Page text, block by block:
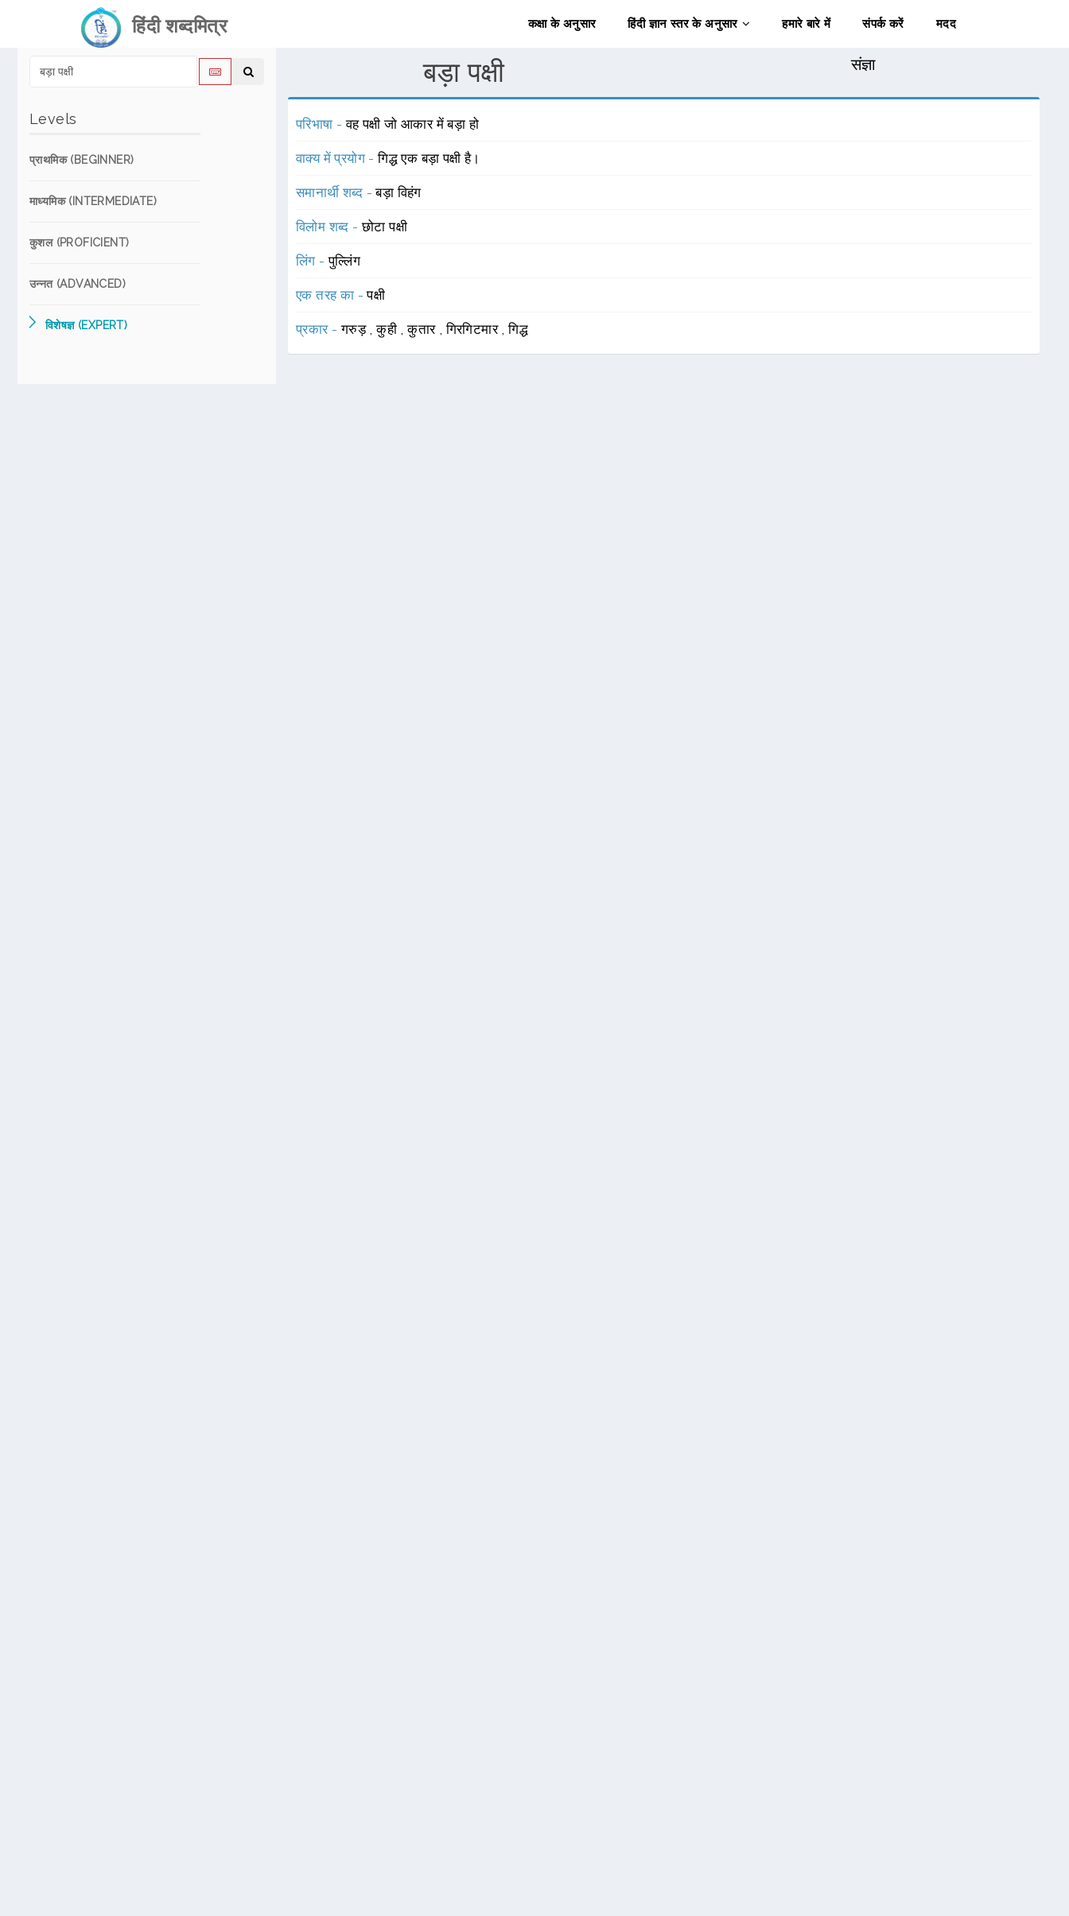
हिंदी शब्दमित्र कक्षा के अनुसार हिंदी ज्ञान स्तर के अनुसार हमारे बारे में संपर्क करें मदद
Levels
प्राथमिक (BEGINNER)
माध्यमिक (INTERMEDIATE)
कुशल (PROFICIENT)
उन्नत (ADVANCED)
विशेषज्ञ (EXPERT)
बड़ा पक्षी संज्ञा
परिभाषा -वह पक्षी जो आकार में बड़ा हो
वाक्य में प्रयोग -गिद्ध एक बड़ा पक्षी है।
समानार्थी शब्द -बड़ा विहंग
विलोम शब्द -छोटा पक्षी
लिंग -पुल्लिंग
एक तरह का -पक्षी
प्रकार -गरुड़ ,कुही ,कुतार ,गिरगिटमार ,गिद्ध